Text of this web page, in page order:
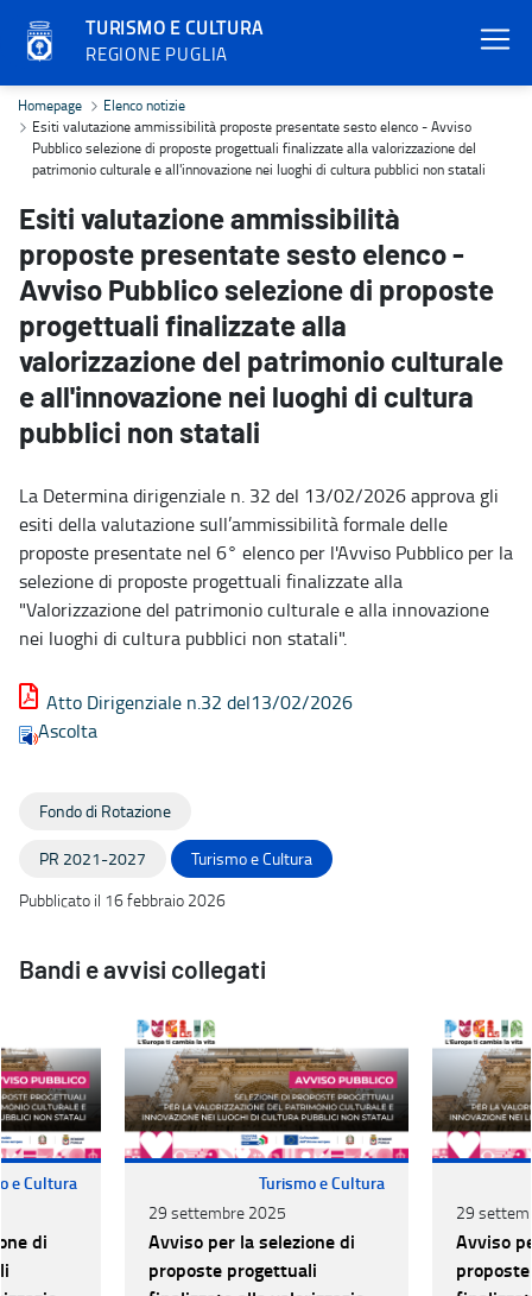
TURISMO E CULTURA
REGIONE PUGLIA
Esiti valutazione ammissibilità proposte presentate sesto
Homepage
Elenco notizie
Esiti valutazione ammissibilità proposte presentate sesto elenco - Avviso
Pubblico selezione di proposte progettuali finalizzate alla valorizzazione del
patrimonio culturale e all'innovazione nei luoghi di cultura pubblici non statali
Esiti valutazione ammissibilità
proposte presentate sesto elenco -
Avviso Pubblico selezione di proposte
progettuali finalizzate alla
valorizzazione del patrimonio culturale
e all'innovazione nei luoghi di cultura
pubblici non statali
La Determina dirigenziale n. 32 del 13/02/2026 approva gli
esiti della valutazione sull’ammissibilità formale delle
proposte presentate nel 6° elenco per l'Avviso Pubblico per la
selezione di proposte progettuali finalizzate alla
"Valorizzazione del patrimonio culturale e alla innovazione
nei luoghi di cultura pubblici non statali".
Atto Dirigenziale n.32 del13/02/2026
Ascolta
Fondo di Rotazione
PR 2021-2027
Turismo e Cultura
Pubblicato il 16 febbraio 2026
Bandi e avvisi collegati
e Cultura
di
Turismo e Cultura
29 settembre 2025
Avviso per la selezione di
proposte progettuali
29
Avviso